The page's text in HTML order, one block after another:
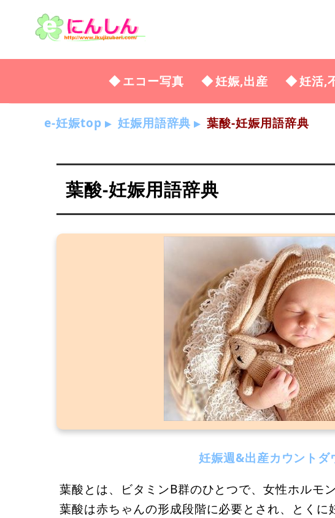
エコー写真 妊娠,出産 妊活,
e-妊娠top 妊娠用語辞典 葉酸-妊娠用語辞典
葉酸-妊娠用語辞典
妊娠週&出産カウントダ
葉酸とは、ビタミンB群のひとつで、女性ホルモ
葉酸は赤ちゃんの形成段階に必要とされ、とく